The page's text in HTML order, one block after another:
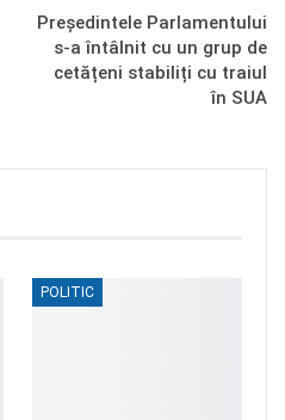
Președintele Parlamentului
s-a întâlnit cu un grup de
cetățeni stabiliți cu traiul
în SUA
POLITIC